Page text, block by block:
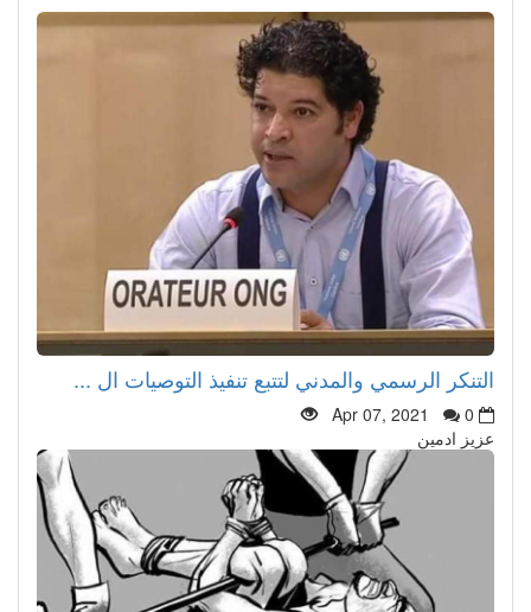
التنكر الرسمي والمدني لتتبع تنفيذ التوصيات ال ...
Apr 07, 2021
0
عزيز ادمين